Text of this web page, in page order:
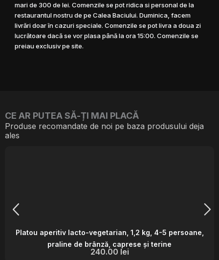
mari de 300 de lei. Comenzile se pot ridica si personal de la
restaurantul nostru de pe Calea Baciului. Duminica, facem
livrări doar în cazuri speciale. Comenzile se pot livra a doua zi
lucrătoare dacă se vor plasa până la ora 15:00. Comenzile se
preiau exclusiv pe site.
CE AR PUTEA SĂ-ȚI MAI PLACĂ
Produse recomandate de noi pe baza produsului deja
ales
Platou aperitiv lacto-vegetarian, 1,2 kg, 4-5 persoane,
praline de brânză, caprese și terine
240.00 lei